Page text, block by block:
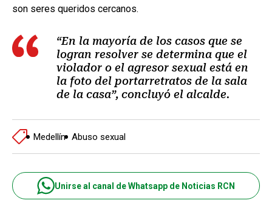
son seres queridos cercanos.
“En la mayoría de los casos que se
logran resolver se determina que el
violador o el agresor sexual está en
la foto del portarretratos de la sala
de la casa”, concluyó el alcalde.
Medellín Abuso sexual
Unirse al canal de Whatsapp de Noticias RCN